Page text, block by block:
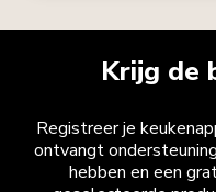
Krijg de
Registreer je
ontvangt
hebben en een